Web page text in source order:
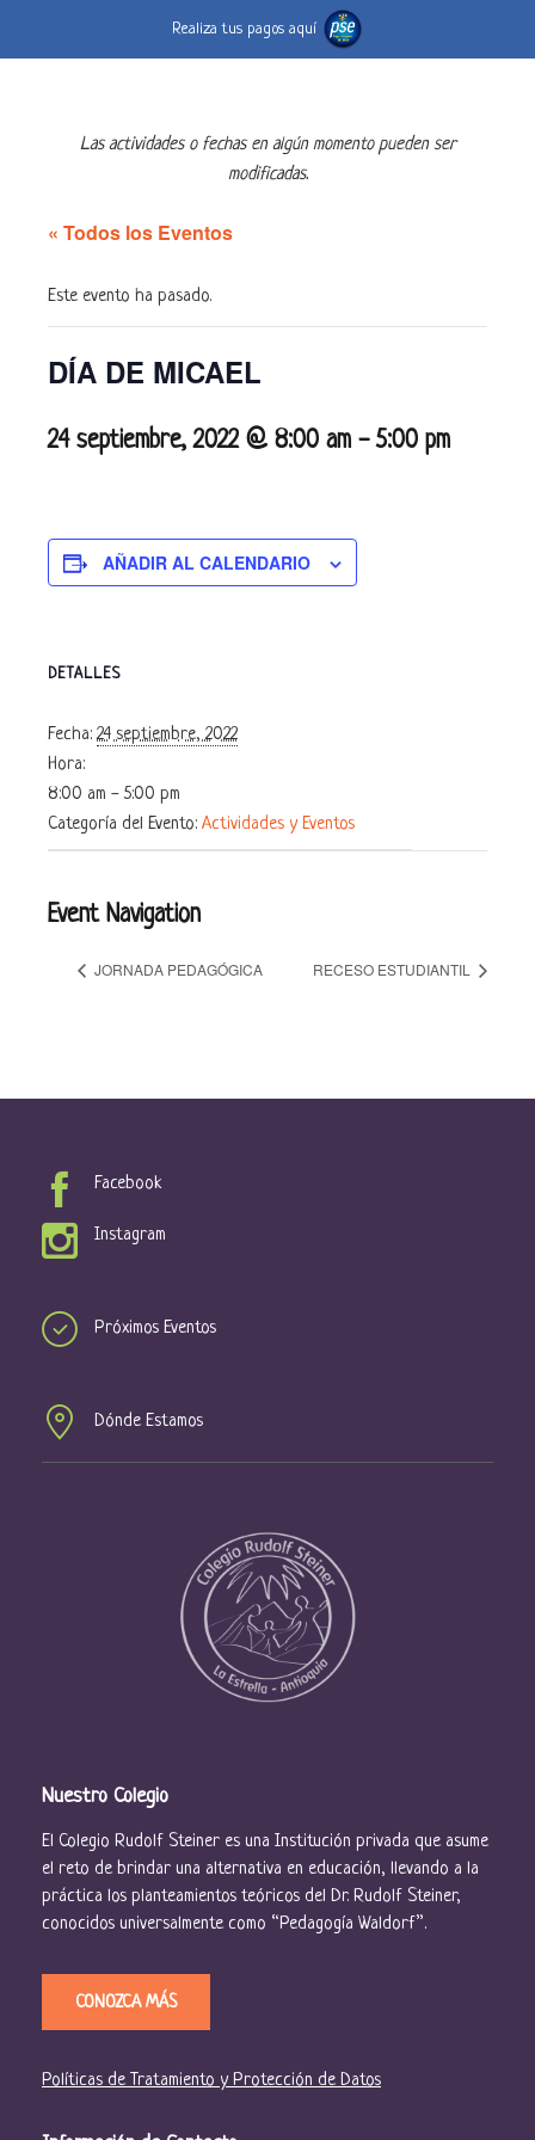
Realiza tus pagos aquí
Las actividades o fechas en algún momento pueden ser
modificadas.
« Todos los Eventos
Este evento ha pasado.
DÍA DE MICAEL
24 septiembre, 2022 @ 8:00 am -5:00 pm
AÑADIR AL CALENDARIO
DETALLES
Fecha: 24 septiembre, 2022
Hora:
8:00 am - 5:00 pm
Categoría del Evento: Actividades y Eventos
Event Navigation
JORNADA PEDAGÓGICA RECESO ESTUDIANTIL
Facebook
Instagram
Próximos Eventos
Dónde Estamos
Nuestro Colegio
El Colegio Rudolf Steiner es una Institución privada que asume
el reto de brindar una alternativa en educación, llevando a la
práctica los planteamientos teóricos del Dr. Rudolf Steiner,
conocidos universalmente como “Pedagogía Waldorf”.
CONOZCA MÁS
Políticas de Tratamiento y Protección de Datos